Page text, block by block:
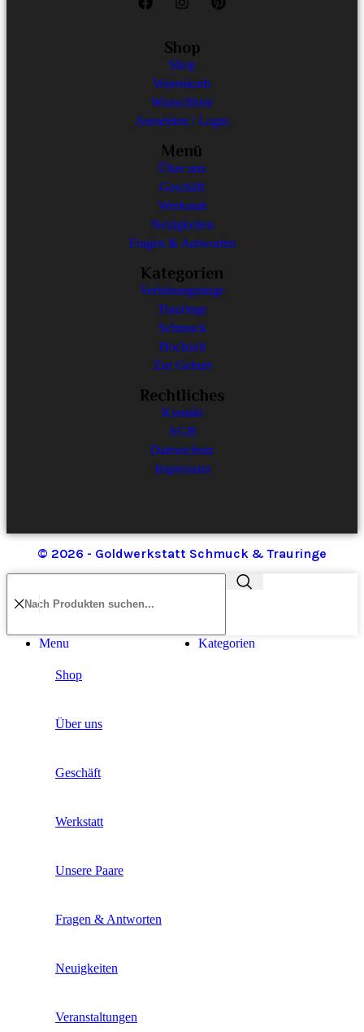
Shop
Shop
Warenkorb
Wunschliste
Anmelden / Login
Menü
Über uns
Geschäft
Werkstatt
Neuigkeiten
Fragen & Antworten
Kategorien
Verlobungsringe
Trauringe
Schmuck
Hochzeit
Zur Geburt
Rechtliches
Kontakt
AGB
Datenschutz
Impressum
© 2026 - Goldwerkstatt Schmuck & Trauringe
Menu Kategorien
Shop
Über uns
Geschäft
Werkstatt
Unsere Paare
Fragen & Antworten
Neuigkeiten
Veranstaltungen